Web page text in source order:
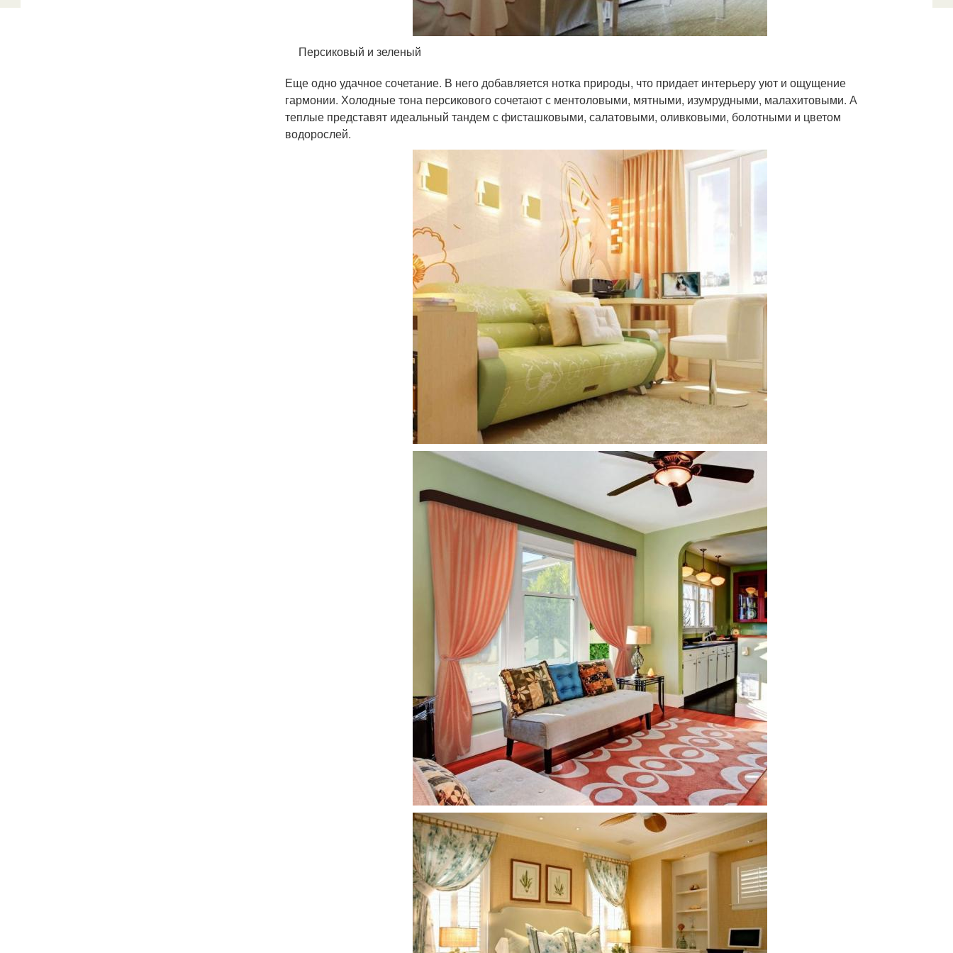
Персиковый и зеленый
Еще одно удачное сочетание. В него добавляется нотка природы, что придает интерьеру уют и ощущение
гармонии. Холодные тона персикового сочетают с ментоловыми, мятными, изумрудными, малахитовыми. А
теплые представят идеальный тандем с фисташковыми, салатовыми, оливковыми, болотными и цветом
водорослей.